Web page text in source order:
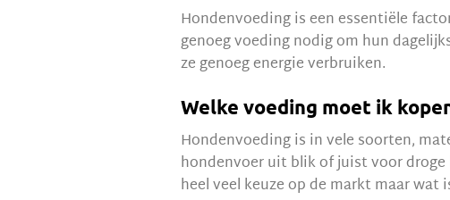
Hondenvoeding is een essentiële
genoeg voeding nodig om hun
ze genoeg energie verbruiken.
Welke voeding moet ik
Hondenvoeding is in vele soorten,
hondenvoer uit blik of juist voor droge
heel veel keuze op de markt maar wat